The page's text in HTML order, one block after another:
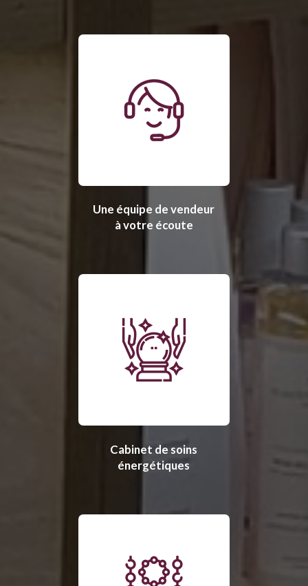
Une équipe de vendeur
à votre écoute
Cabinet de soins
énergétiques